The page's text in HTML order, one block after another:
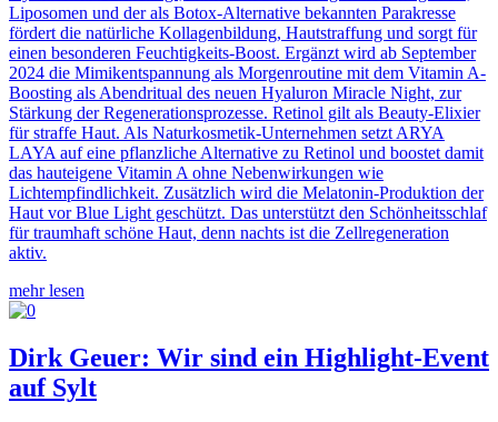
Liposomen und der als Botox-Alternative bekannten Parakresse
fördert die natürliche Kollagenbildung, Hautstraffung und sorgt für
einen besonderen Feuchtigkeits-Boost. Ergänzt wird ab September
2024 die Mimikentspannung als Morgenroutine mit dem Vitamin A-
Boosting als Abendritual des neuen Hyaluron Miracle Night, zur
Stärkung der Regenerationsprozesse. Retinol gilt als Beauty-Elixier
für straffe Haut. Als Naturkosmetik-Unternehmen setzt ARYA
LAYA auf eine pflanzliche Alternative zu Retinol und boostet damit
das hauteigene Vitamin A ohne Nebenwirkungen wie
Lichtempfindlichkeit. Zusätzlich wird die Melatonin-Produktion der
Haut vor Blue Light geschützt. Das unterstützt den Schönheitsschlaf
für traumhaft schöne Haut, denn nachts ist die Zellregeneration
aktiv.
mehr lesen
Dirk Geuer: Wir sind ein Highlight-Event
auf Sylt